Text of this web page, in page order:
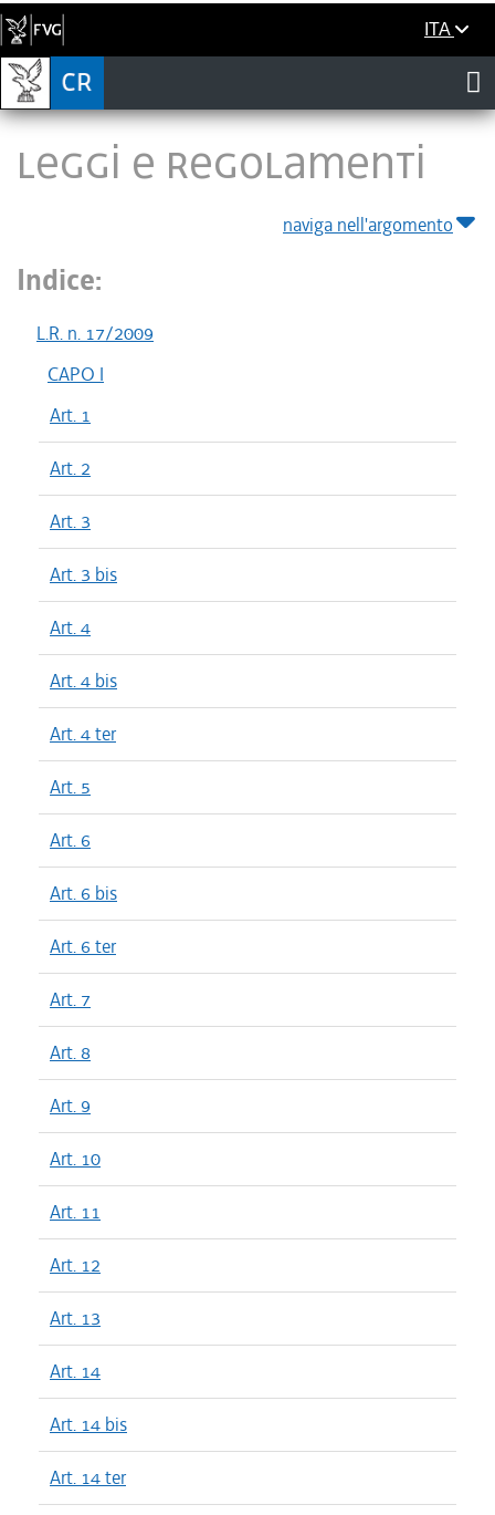
ITA
LEGGI E REGOLAMENTI
naviga nell'argomento
Indice:
L.R. n. 17/2009
CAPO I
Art. 1
Art. 2
Art. 3
Art. 3 bis
Art. 4
Art. 4 bis
Art. 4 ter
Art. 5
Art. 6
Art. 6 bis
Art. 6 ter
Art. 7
Art. 8
Art. 9
Art. 10
Art. 11
Art. 12
Art. 13
Art. 14
Art. 14 bis
Art. 14 ter